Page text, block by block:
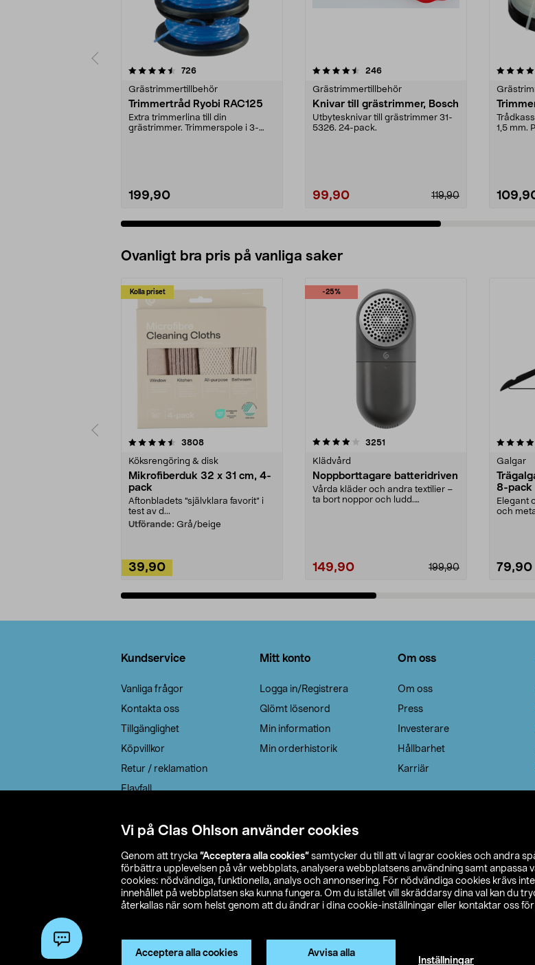
Vi på Clas Ohlson använder cookies
Genom att trycka ”Acceptera alla cookies” samtycker du till att vi lagrar cookies och andra
förbättra upplevelsen på vår webbplats, analysera webbplatsens användning samt anpassa
cookies: nödvändiga, funktionella, analys och annonsering. För nödvändiga cookies krävs
innehållet på webbplatsen ska kunna fungera. Om du istället vill skräddarsy dina val kan du
återkallas när som helst genom att du ändrar i dina cookie-inställningar eller kontaktar oss för
Acceptera alla cookies Avvisa alla
Inställningar
726recensioner
Grästrimmertillbehör
Trimmertråd Ryobi RAC125
Extra trimmerlina till din
grästrimmer. Trimmerspole i 3-
199,90
4.5 av 5 stjärnor 246recensioner
Grästrimmertillbehör
Knivar till grästrimmer, Bosch
Utbytesknivar till grästrimmer 31-
5326. 24-pack.
99,90 119,90
4.5 av 5 stjärnor
1,5 mm.
Ovanligt bra pris på vanliga saker
Kolla priset
3808recensioner
Köksrengöring & disk
Mikrofiberduk 32 x 31 cm, 4-
pack
Aftonbladets "självklara favorit” i
test av d...
Utförande: Grå/beige
39,90
-25%
4.0av 5 stjärnor 3251
Klädvård
Noppborttagare batteridriven
Vårda kläder och andra textilier –
ta bort noppor och ludd.
199,90
149,90
4.5av 5 stjärnor
Galgar
8-pack
Elegant
och
79,90
Kundservice
Vanliga frågor
Kontakta oss
Tillgänglighet
Köpvillkor
Retur / reklamation
Elavfall
Leveransalternativ
Mitt konto
Logga in/Registrera
Glömt lösenord
Min information
Min orderhistorik
Om oss
Om oss
Press
Investerare
Hållbarhet
Karriär